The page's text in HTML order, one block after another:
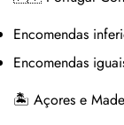
Encomendas
Encomendas
🏝 Açores e